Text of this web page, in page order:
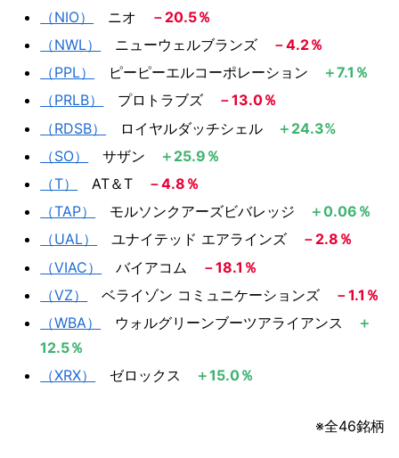
（NIO） ​ ニオ
－20.5％​​
（NWL）
​ ニューウェルブランズ
－4.2％
（PPL）
​ ピーピーエルコーポレーション
＋7.1％​
（PRLB）
プロトラブズ
－13.0％
（RDSB）
​ ロイヤルダッチシェル ​​
＋24.3%​​
​​（SO）​
サザン ​
＋25.9％​
（T）
​ AT＆T
－4.8％​
（TAP）
​モルソンクアーズビバレッジ
＋0.06％
（UAL）
ユナイテッド エアラインズ
－2.8％
（VIAC）
​ バイアコム
－18.1％
（VZ）
​ ベライゾン コミュニケーションズ
－1.1％​
（WBA）
​ウォルグリーンブーツアライアンス
＋
12.5％
​​（XRX）
​ ゼロックス ＋15.0％
※全46銘柄